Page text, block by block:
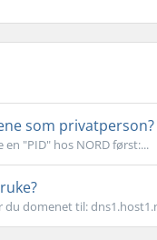
som privatperson?
en "PID" hos NORD først:...
du domenet til: